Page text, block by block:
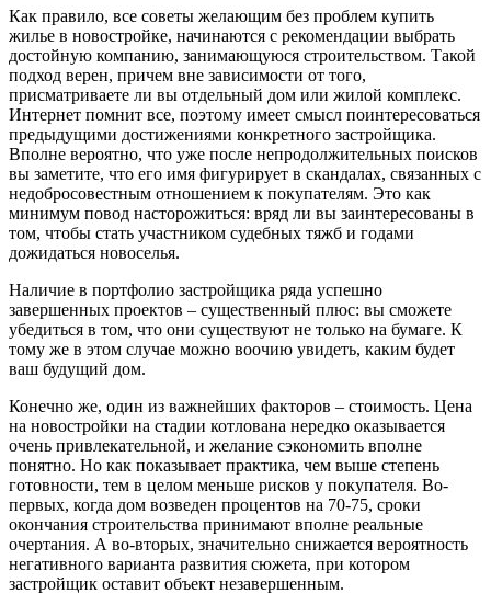
Как правило, все советы желающим без проблем купить
жилье в новостройке, начинаются с рекомендации выбрать
достойную компанию, занимающуюся строительством. Такой
подход верен, причем вне зависимости от того,
присматриваете ли вы отдельный дом или жилой комплекс.
Интернет помнит все, поэтому имеет смысл поинтересоваться
предыдущими достижениями конкретного застройщика.
Вполне вероятно, что уже после непродолжительных поисков
вы заметите, что его имя фигурирует в скандалах, связанных с
недобросовестным отношением к покупателям. Это как
минимум повод насторожиться: вряд ли вы заинтересованы в
том, чтобы стать участником судебных тяжб и годами
дожидаться новоселья.
Наличие в портфолио застройщика ряда успешно
завершенных проектов – существенный плюс: вы сможете
убедиться в том, что они существуют не только на бумаге. К
тому же в этом случае можно воочию увидеть, каким будет
ваш будущий дом.
Конечно же, один из важнейших факторов – стоимость. Цена
на новостройки на стадии котлована нередко оказывается
очень привлекательной, и желание сэкономить вполне
понятно. Но как показывает практика, чем выше степень
готовности, тем в целом меньше рисков у покупателя. Во-
первых, когда дом возведен процентов на 70-75, сроки
окончания строительства принимают вполне реальные
очертания. А во-вторых, значительно снижается вероятность
негативного варианта развития сюжета, при котором
застройщик оставит объект незавершенным.